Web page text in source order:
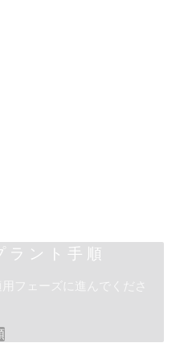
ラント手順
用フェーズに進んでくださ